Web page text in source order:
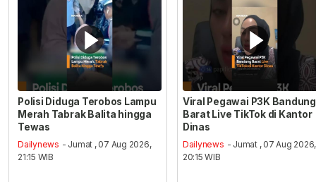
Polisi Diduga Terobos Lampu
Merah Tabrak Balita hingga
Tewas
Dailynews - Jumat , 07 Aug 2026,
21:15 WIB
Viral Pegawai P3K Bandung
Barat Live TikTok di Kantor
Dinas
Dailynews - Jumat , 07 Aug 2026,
20:15 WIB